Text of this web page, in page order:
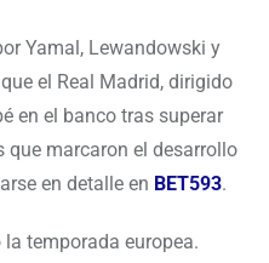
Yamal, Lewandowski y
el Real Madrid, dirigido
en el banco tras superar
que marcaron el desarrollo
en detalle en BET593.
temporada europea.